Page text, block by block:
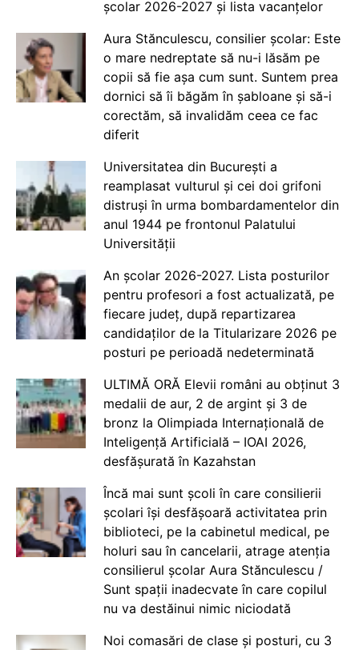
școlar 2026-2027 și lista vacanțelor
Aura Stănculescu, consilier școlar: Este
o mare nedreptate să nu-i lăsăm pe
copii să fie așa cum sunt. Suntem prea
dornici să îi băgăm în șabloane și să-i
corectăm, să invalidăm ceea ce fac
diferit
Universitatea din București a
reamplasat vulturul și cei doi grifoni
distruși în urma bombardamentelor din
anul 1944 pe frontonul Palatului
Universității
An școlar 2026-2027. Lista posturilor
pentru profesori a fost actualizată, pe
fiecare județ, după repartizarea
candidaților de la Titularizare 2026 pe
posturi pe perioadă nedeterminată
ULTIMĂ ORĂ Elevii români au obținut 3
medalii de aur, 2 de argint și 3 de
bronz la Olimpiada Internațională de
Inteligență Artificială – IOAI 2026,
desfășurată în Kazahstan
Încă mai sunt școli în care consilierii
școlari își desfășoară activitatea prin
biblioteci, pe la cabinetul medical, pe
holuri sau în cancelarii, atrage atenția
consilierul școlar Aura Stănculescu /
Sunt spații inadecvate în care copilul
nu va destăinui nimic niciodată
Noi comasări de clase și posturi, cu 3